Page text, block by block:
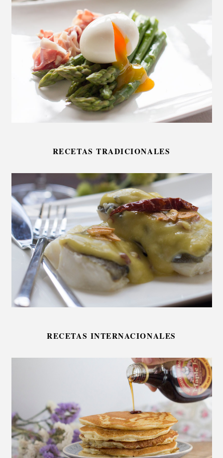
RECETAS TRADICIONALES
RECETAS INTERNACIONALES